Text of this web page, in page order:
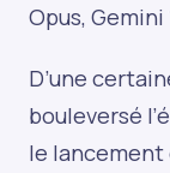
Opus,
D’une
bouleversé
le lancement